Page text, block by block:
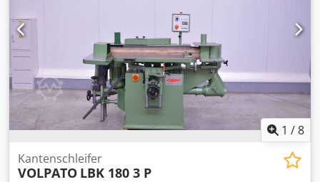
Bandgeschwindigkeit 20m/sec Oszillationshub 20 mm
Motorleistung Oszillation 0,25 kW
Hauptmotorabgabeleleistung 3,8 kW S6 400V (3kW S1)
Gewicht 180 kg Im Preis u.a. inbegriffen: verstellbare
Tischverbreiterung mit Rollen. Gehrungsanschlag
1 /8
Kantenschleifer
VOLPATO LBK 180 3 P